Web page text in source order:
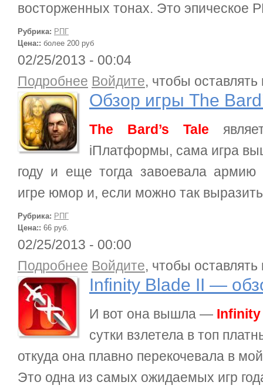
восторженных тонах. Это эпическое
Рубрика: РПГ
Цена:: более 200 руб
02/25/2013 - 00:04
Подробнее о Обзор игры The Bard’s Tale
Войдите, чтобы
Обзор игры The
The Bard’s Tale
iПлатформы, сама игра
году и еще тогда завоевала армию
игре юмор и, если можно так
Рубрика: РПГ
Цена:: 66 руб.
02/25/2013 - 00:00
Подробнее о Infinity Blade II — обзор игры для iPad
Войдите, чтобы
Infinity Blade II —
И вот она вышла — Infinity
сутки взлетела в топ
откуда она плавно перекочевала в
Это одна из самых ожидаемых игр